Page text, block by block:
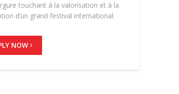
touchant à la valorisation et à la
d’un grand festival international.
NOW